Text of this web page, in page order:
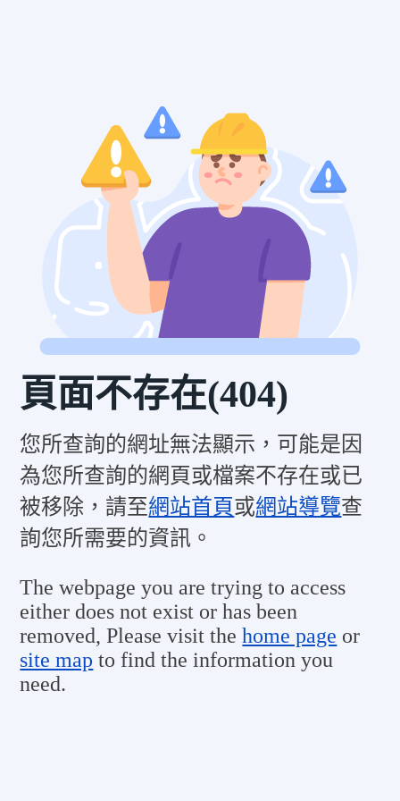
頁面不存在(404)
您所查詢的網址無法顯示，可能是因
為您所查詢的網頁或檔案不存在或已
被移除，請至網站首頁或網站導覽查
詢您所需要的資訊。
The webpage you are trying to access
either does not exist or has been
removed, Please visit thehome page or
site map to find the information you
need.